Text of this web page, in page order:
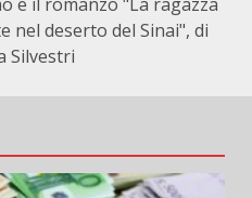
nel deserto del Sinai", di
Silvestri